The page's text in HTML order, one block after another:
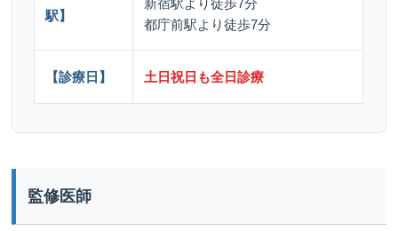
駅】
新宿駅より徒歩7分
都庁前駅より徒歩7分
【診療日】 土日祝日も全日診療
監修医師